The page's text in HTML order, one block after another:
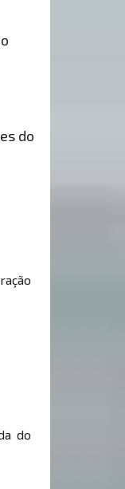
do
do